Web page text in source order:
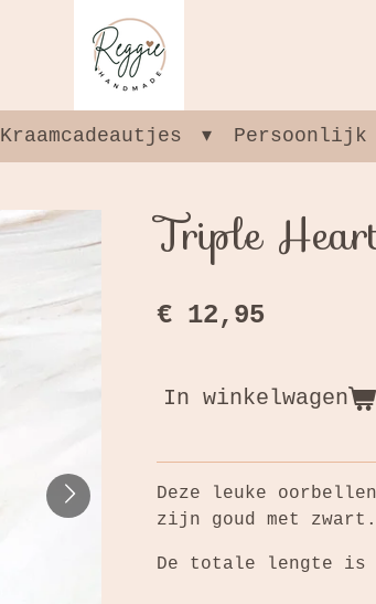
Kraamcadeautjes Persoonlijk
Triple
€ 12,95
In winkelwagen
Deze leuke
zijn goud met
De totale lengte is